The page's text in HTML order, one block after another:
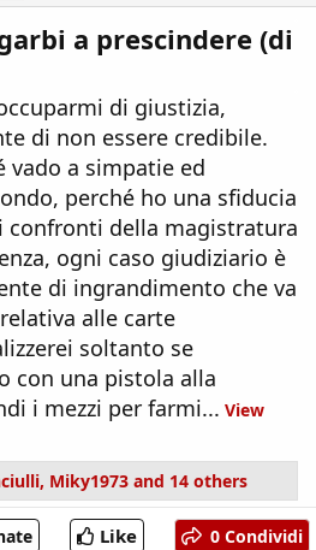
a prescindere (di
di giustizia,
di non essere credibile.
vado a simpatie ed
perché ho una sfiducia
confronti della magistratura
ogni caso giudiziario è
di ingrandimento che va
alle carte
soltanto se
con una pistola alla
i mezzi per farmi... View
, Miky1973 and 14 others
Like 0 Condividi